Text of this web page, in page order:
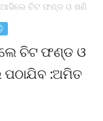
ଆସିଲେ ଚିଟ ଫଣ୍ଡ ଓ ଖଣି
ଚିଟ ଫଣ୍ଡ ଓ
:ଅମିତ